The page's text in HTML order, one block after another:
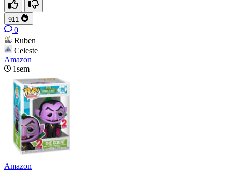
911
0
Ruben
Celeste
Amazon
1sem
Amazon